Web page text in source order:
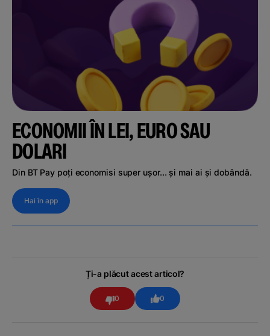
ECONOMII ÎN LEI, EURO SAU
DOLARI
Din BT Pay poți economisi super ușor... și mai ai și dobândă.
Hai în app
Ți-a plăcut acest articol?
0 0